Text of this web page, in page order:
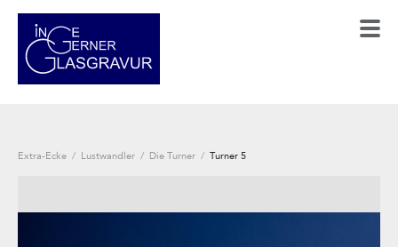
Extra-Ecke / Lustwandler / Die Turner / Turner 5